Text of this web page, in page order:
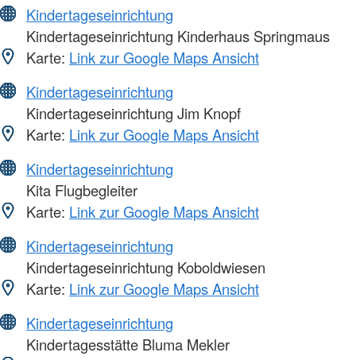
Kindertageseinrichtung
Kindertageseinrichtung Kinderhaus Springmaus
Karte: Link zur Google Maps Ansicht
Kindertageseinrichtung
Kindertageseinrichtung Jim Knopf
Karte: Link zur Google Maps Ansicht
Kindertageseinrichtung
Kita Flugbegleiter
Karte: Link zur Google Maps Ansicht
Kindertageseinrichtung
Kindertageseinrichtung Koboldwiesen
Karte: Link zur Google Maps Ansicht
Kindertageseinrichtung
Kindertagesstätte Bluma Mekler